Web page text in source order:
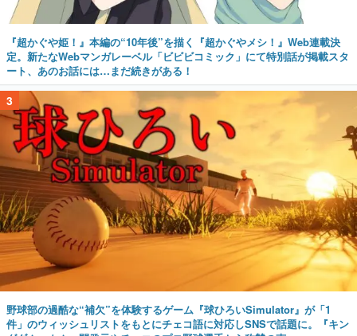
『超かぐや姫！』本編の“10年後”を描く『超かぐやメシ！』Web連載決
定。新たなWebマンガレーベル「ビビビコミック」にて特別話が掲載スタ
ート、あのお話には…まだ続きがある！
3
野球部の過酷な“補欠”を体験するゲーム『球ひろいSimulator』が「1
件」のウィッシュリストをもとにチェコ語に対応しSNSで話題に。『キン